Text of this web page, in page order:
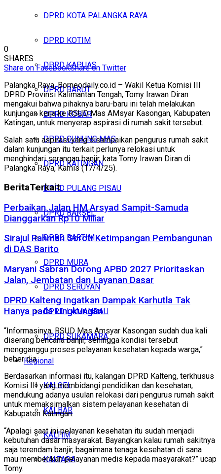
DPRD KOTA PALANGKA RAYA
DPRD KOTIM
DPRD KAPUAS
DPRD BARUT
DPRD KOBAR
DPRD GUNUNG MAS
DPRD KATINGAN
DPRD PULANG PISAU
DPRD BARSEL
DPRD BARTIM
DPRD MURA
DPRD SERUYAN
DPRD LAMANDAU
DPRD SUKAMARA
Regional
KALSEL
KALBAR
KALTIM
KALTARA
0
SHARES
Share on FacebookShare on Twitter
Palangka Raya, Borneodaily.co.id – Wakil Ketua Komisi III
DPRD Provinsi Kalimantan Tengah, Tomy Irawan Diran
mengakui bahwa pihaknya baru-baru ini telah melakukan
kunjungan kerja ke RSUD Mas AMsyar Kasongan, Kabupaten
Katingan, untuk menyerap aspirasi di rumah sakit tersebut.
Salah satu aspirasi yang disampaikan pengurus rumah sakit
dalam kunjungan itu terkait perlunya relokasi untuk
menghindari serangan banjir, kata Tomy Irawan Diran di
Palangka Raya, Kamis (17/4/25).
BeritaTerkait
Perbaikan Jalan HM Arsyad Sampit-Samuda
Dianggarkan Rp10 Miliar
Sirajul Rahman Soroti Ketimpangan Pembangunan
di DAS Barito
Maryani Sabran Dorong APBD 2027 Prioritaskan
Jalan, Jembatan dan Layanan Dasar
DPRD Kalteng Ingatkan Dampak Karhutla Tak
Hanya pada Lingkungan
“Informasinya, RSUD Mas Amsyar Kasongan sudah dua kali
diserang bencana banjir, sehingga kondisi tersebut
mengganggu proses pelayanan kesehatan kepada warga,”
beber dia.
Berdasarkan informasi itu, kalangan DPRD Kalteng, terkhusus
Komisi III yang membidangi pendidikan dan kesehatan,
mendukung adanya usulan relokasi dari pengurus rumah sakit
untuk memaksimalkan sistem pelayanan kesehatan di
Kabupaten Katingan.
“Apalagi saat ini pelayanan kesehatan itu sudah menjadi
kebutuhan dasar masyarakat. Bayangkan kalau rumah sakitnya
saja terendam banjir, bagaimana tenaga kesehatan di sana
mau memberikan pelayanan medis kepada masyarakat?” ucap
Tomy.